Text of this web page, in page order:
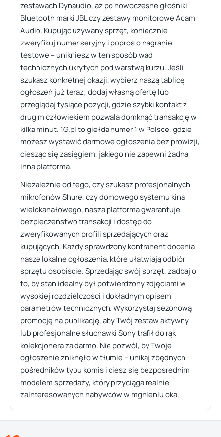
zestawach Dynaudio, aż po nowoczesne głośniki
Bluetooth marki JBL czy zestawy monitorowe Adam
Audio. Kupując używany sprzęt, koniecznie
zweryfikuj numer seryjny i poproś o nagranie
testowe – unikniesz w ten sposób wad
technicznych ukrytych pod warstwą kurzu. Jeśli
szukasz konkretnej okazji, wybierz naszą tablicę
ogłoszeń już teraz; dodaj własną ofertę lub
przeglądaj tysiące pozycji, gdzie szybki kontakt z
drugim człowiekiem pozwala domknąć transakcję w
kilka minut. 1G.pl to giełda numer 1 w Polsce, gdzie
możesz wystawić darmowe ogłoszenia bez prowizji,
ciesząc się zasięgiem, jakiego nie zapewni żadna
inna platforma.
Niezależnie od tego, czy szukasz profesjonalnych
mikrofonów Shure, czy domowego systemu kina
wielokanałowego, nasza platforma gwarantuje
bezpieczeństwo transakcji i dostęp do
zweryfikowanych profili sprzedających oraz
kupujących. Każdy sprawdzony kontrahent docenia
nasze lokalne ogłoszenia, które ułatwiają odbiór
sprzętu osobiście. Sprzedając swój sprzęt, zadbaj o
to, by stan idealny był potwierdzony zdjęciami w
wysokiej rozdzielczości i dokładnym opisem
parametrów technicznych. Wykorzystaj sezonową
promocję na publikację, aby Twój zestaw aktywny
lub profesjonalne słuchawki Sony trafił do rąk
kolekcjonera za darmo. Nie pozwól, by Twoje
ogłoszenie zniknęło w tłumie – unikaj zbędnych
pośredników typu komis i ciesz się bezpośrednim
modelem sprzedaży, który przyciąga realnie
zainteresowanych nabywców w mgnieniu oka.